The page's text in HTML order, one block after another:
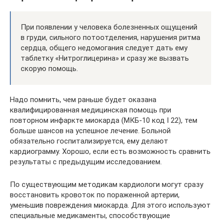
При появлении у человека болезненных ощущений
в груди, сильного потоотделения, нарушения ритма
сердца, общего недомогания следует дать ему
таблетку «Нитроглицерина» и сразу же вызвать
скорую помощь.
Надо помнить, чем раньше будет оказана
квалифицированная медицинская помощь при
повторном инфаркте миокарда (МКБ-10 код I 22), тем
больше шансов на успешное лечение. Больной
обязательно госпитализируется, ему делают
кардиограмму. Хорошо, если есть возможность сравнить
результаты с предыдущим исследованием.
По существующим методикам кардиологи могут сразу
восстановить кровоток по пораженной артерии,
уменьшив повреждения миокарда. Для этого используют
специальные медикаменты, способствующие